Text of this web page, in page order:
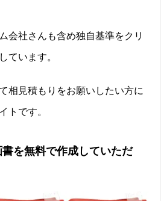
会社さんも含め独自基準をクリ
ています。
相見積もりをお願いしたい方に
トです。
を無料で作成していただ